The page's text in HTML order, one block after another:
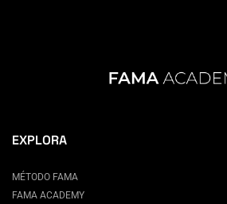
EXPLORA
MÉTODO FAMA
FAMA ACADEMY